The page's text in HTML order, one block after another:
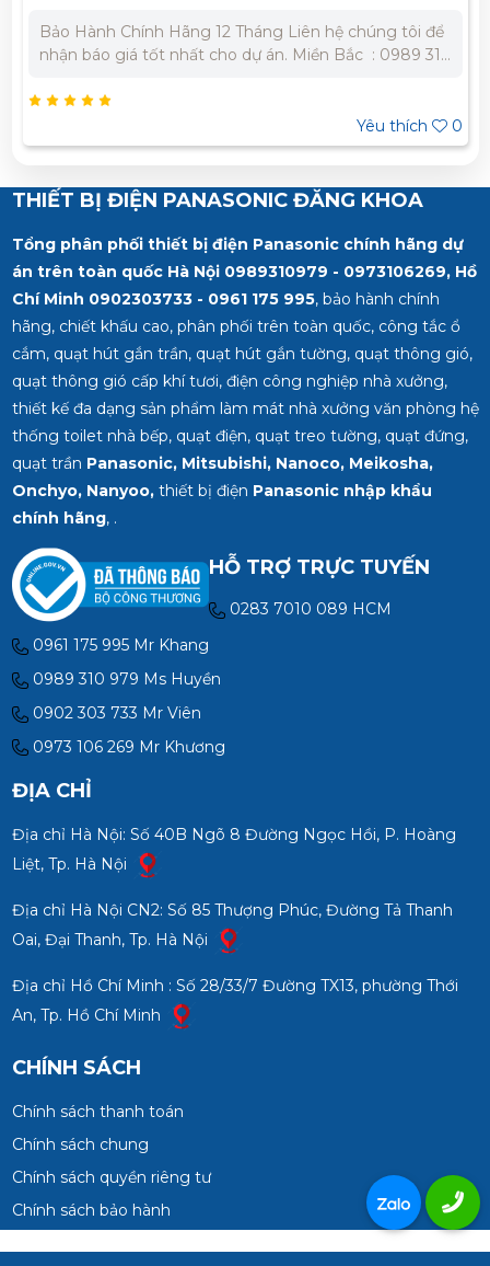
Bảo Hành Chính Hãng 12 Tháng Liên hệ chúng tôi để
nhận báo giá tốt nhất cho dự án. Miền Bắc : 0989 310
332 980
Yêu thích
0
THIẾT BỊ ĐIỆN PANASONIC ĐĂNG KHOA
Tổng phân phối thiết bị điện Panasonic chính hãng dự
án trên toàn quốc Hà Nội 0989310979 - 0973106269, Hồ
Chí Minh 0902303733 - 0961 175 995, bảo hành chính
hãng, chiết khấu cao, phân phối trên toàn quốc, công tắc ổ
cắm, quạt hút gắn trần, quạt hút gắn tường, quạt thông gió,
quạt thông gió cấp khí tươi, điện công nghiệp nhà xưởng,
thiết kế đa dạng sản phẩm làm mát nhà xưởng văn phòng hệ
thống toilet nhà bếp, quạt điện, quạt treo tường, quạt đứng,
quạt trần Panasonic, Mitsubishi, Nanoco, Meikosha,
Onchyo, Nanyoo,thiết bị điện Panasonic nhập khẩu
chính hãng, .
HỖ TRỢ TRỰC TUYẾN
0283 7010 089 HCM
0961 175 995 Mr Khang
0989 310 979 Ms Huyền
0902 303 733 Mr Viên
0973 106 269 Mr Khương
ĐỊA CHỈ
Địa chỉ Hà Nội: Số 40B Ngõ 8 Đường Ngọc Hồi, P. Hoàng
Liệt, Tp. Hà Nội
Địa chỉ Hà Nội CN2: Số 85 Thượng Phúc, Đường Tả Thanh
Oai, Đại Thanh, Tp. Hà Nội
Địa chỉ Hồ Chí Minh : Số 28/33/7 Đường TX13, phường Thới
An, Tp. Hồ Chí Minh
CHÍNH SÁCH
Chính sách thanh toán
Chính sách chung
Chính sách quyền riêng tư
Chính sách bảo hành